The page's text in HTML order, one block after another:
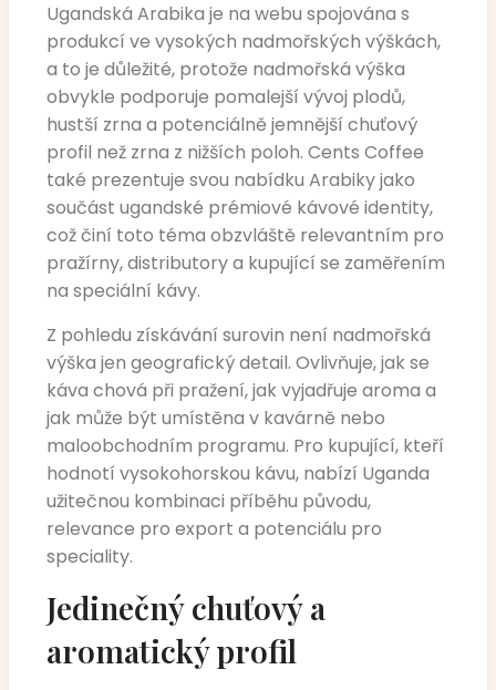
Ugandská Arabika je na webu spojována s
produkcí ve vysokých nadmořských výškách,
a to je důležité, protože nadmořská výška
obvykle podporuje pomalejší vývoj plodů,
hustší zrna a potenciálně jemnější chuťový
profil než zrna z nižších poloh. Cents Coffee
také prezentuje svou nabídku Arabiky jako
součást ugandské prémiové kávové identity,
což činí toto téma obzvláště relevantním pro
pražírny, distributory a kupující se zaměřením
na speciální kávy.
Z pohledu získávání surovin není nadmořská
výška jen geografický detail. Ovlivňuje, jak se
káva chová při pražení, jak vyjadřuje aroma a
jak může být umístěna v kavárně nebo
maloobchodním programu. Pro kupující, kteří
hodnotí vysokohorskou kávu, nabízí Uganda
užitečnou kombinaci příběhu původu,
relevance pro export a potenciálu pro
speciality.
Jedinečný chuťový a
aromatický profil